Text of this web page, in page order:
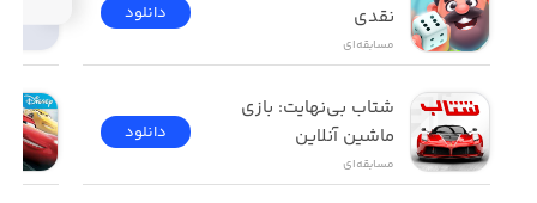
نقدی
مسابقه‌ای
دانلود
ماشین آنلاین
مسابقه‌ای
دانلود